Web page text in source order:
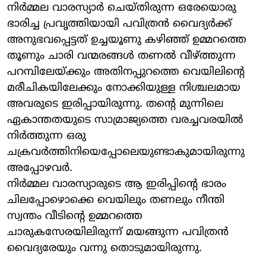
നിര്‍മ്മല വാരസ്യാര്‍ ചെയ്തിരുന്ന ഒരേയൊരു
ഭാരിച്ച പ്രവൃത്തിയായി പവിത്രന്‍ വൈദ്യര്‍ക്ക്
അനുഭവപ്പെട്ടത് ഉച്ചയൂണു കഴിഞ്ഞ് ഉമ്മറത്തെ
തൂണും ചാരി വന്മരങ്ങള്‍ തണല്‍ വീഴ്ത്തുന്ന
പറമ്പിലേയ്ക്കും അതിനപ്പുറത്തെ വെയിലിന്റെ
മരീചികയിലേക്കും നോക്കിയുള്ള നിശ്ചലമായ
അവരുടെ ഇരിപ്പായിരുന്നു. തന്റെ മുന്നിലെ
ഏകാന്തതയുടെ സാമ്രാജ്യത്തെ വരച്ചവരയില്‍
നിര്‍ത്തുന്ന ഒരു
ചക്രവര്‍ത്തിനിയെപ്പോലെയുണ്ടാകുമായിരുന്നു
അപ്പോഴവര്‍.
നിര്‍മ്മല വാരസ്യാരുടെ ആ ഇരിപ്പിന്റെ ഭാരം
ചിലപ്പോഴൊക്കെ വെയിലും തണലും നീന്തി
സ്വന്തം വീടിന്റെ ഉമ്മറത്തെ
ചാരുകസേരയിലിരുന്ന് മയങ്ങുന്ന പവിത്രന്‍
വൈദ്യരേയും വന്നു തൊടുമായിരുന്നു.